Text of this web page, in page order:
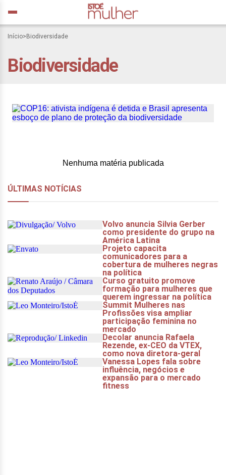
Início> Biodiversidade
Biodiversidade
COP16: ativista indígena é
esboço de plano de
Nenhuma matéria publicada